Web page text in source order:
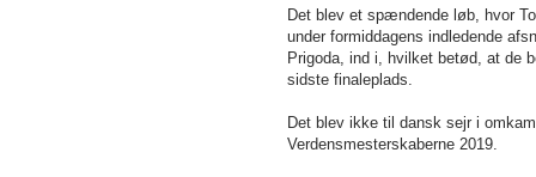
Det blev et spændende løb, hvor
under formiddagens indledende
Prigoda, ind i, hvilket betød, at de
sidste finaleplads.
Det blev ikke til dansk sejr i
Verdensmesterskaberne 2019.